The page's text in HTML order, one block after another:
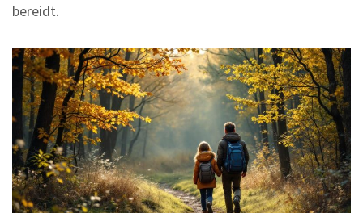
bereidt.